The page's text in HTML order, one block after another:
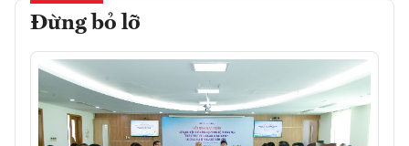
Đừng bỏ lỡ